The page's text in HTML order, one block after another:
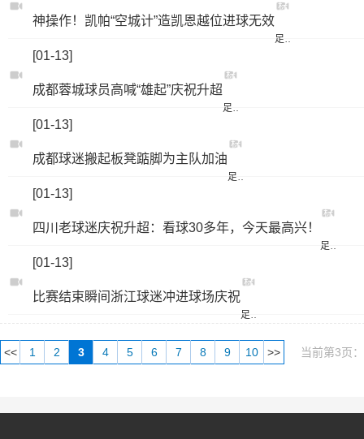
神操作！凯帕“空城计”造凯恩越位进球无效
标
足球
[01-13]
成都蓉城球员高喊“雄起”庆祝升超
标
足球
[01-13]
成都球迷搬起板凳踮脚为主队加油
标
足球
[01-13]
四川老球迷庆祝升超：看球30多年，今天最高兴！
标
足球
[01-13]
比赛结束瞬间浙江球迷冲进球场庆祝
标
足球
<< 1 2 3 4 5 6 7 8 9 10 >> 当前第3页